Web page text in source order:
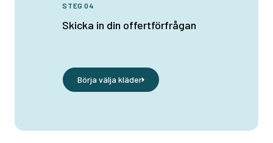
STEG 04
Skicka in din offertförfrågan
Börja välja kläder